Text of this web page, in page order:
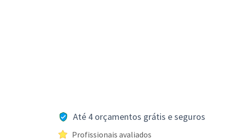
Até 4 orçamentos grátis e seguros
Profissionais avaliados